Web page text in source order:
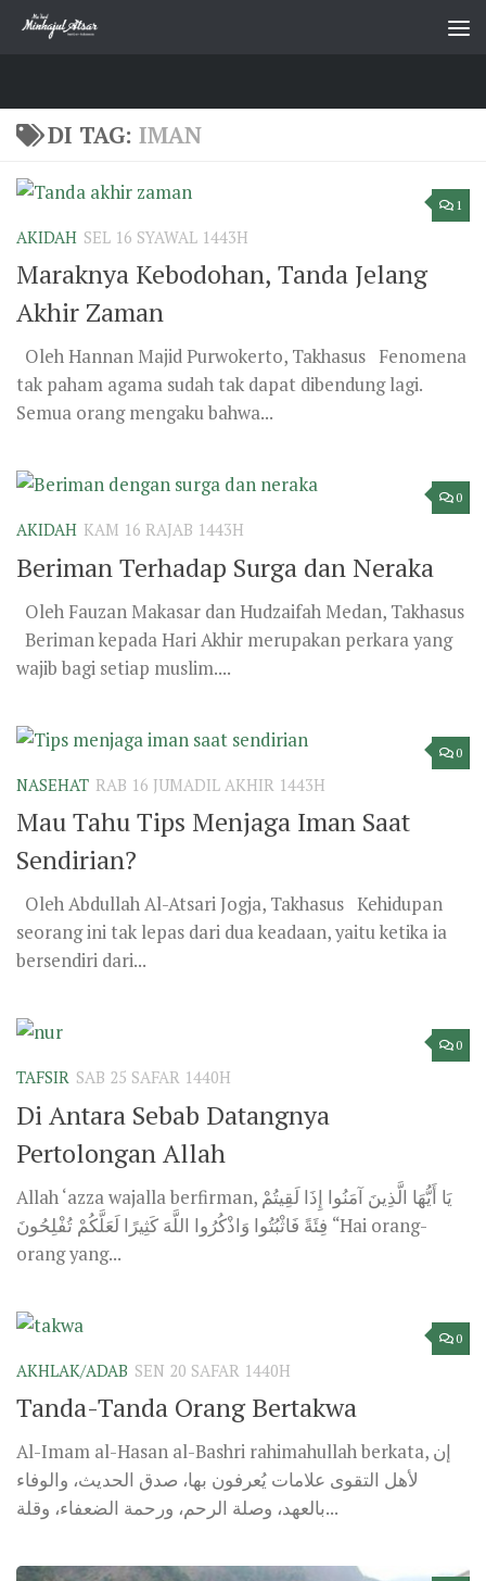
Skip to content
DI TAG: IMAN
1
AKIDAH SEL 16 SYAWAL 1443H
Maraknya Kebodohan, Tanda Jelang
Akhir Zaman
Oleh Hannan Majid Purwokerto, Takhasus Fenomena
tak paham agama sudah tak dapat dibendung lagi.
Semua orang mengaku bahwa...
0
AKIDAH KAM 16 RAJAB 1443H
Beriman Terhadap Surga dan Neraka
Oleh Fauzan Makasar dan Hudzaifah Medan, Takhasus
Beriman kepada Hari Akhir merupakan perkara yang
wajib bagi setiap muslim....
0
NASEHAT RAB 16 JUMADIL AKHIR 1443H
Mau Tahu Tips Menjaga Iman Saat
Sendirian?
Oleh Abdullah Al-Atsari Jogja, Takhasus Kehidupan
seorang ini tak lepas dari dua keadaan, yaitu ketika ia
bersendiri dari...
0
TAFSIR SAB 25 SAFAR 1440H
Di Antara Sebab Datangnya
Pertolongan Allah
Allah ‘azza wajalla berfirman, يَا أَيُّهَا الَّذِينَ آمَنُوا إِذَا لَقِيتُمْ
فِئَةً فَاثْبُتُوا وَاذْكُرُوا اللَّهَ كَثِيرًا لَعَلَّكُمْ تُفْلِحُونَ “Hai orang-
orang yang...
0
AKHLAK/ADAB SEN 20 SAFAR 1440H
Tanda-Tanda Orang Bertakwa
Al-Imam al-Hasan al-Bashri rahimahullah berkata, إن
لأهل التقوى علامات يُعرفون بها، صدق الحديث، والوفاء
بالعهد، وصلة الرحم، ورحمة الضعفاء، وقلة...